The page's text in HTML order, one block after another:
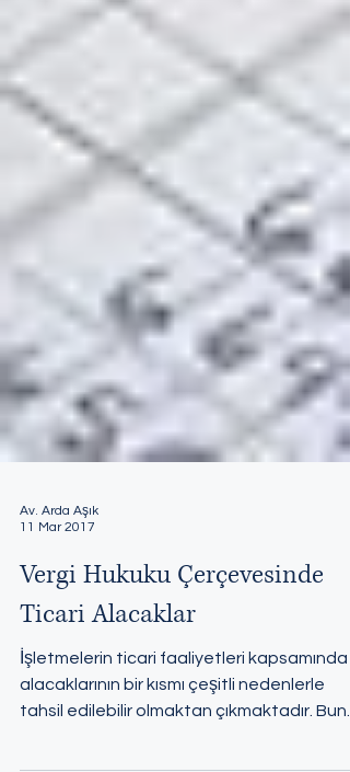
11 Mar 2017
Vergi Hukuku Çerçevesinde
Ticari Alacaklar
İşletmelerin ticari faaliyetleri kapsamında
alacaklarının bir kısmı çeşitli nedenlerle